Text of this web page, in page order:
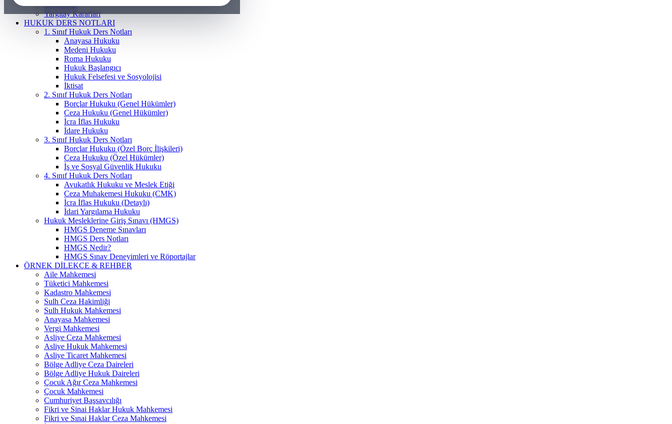
KOSGEB
Yargıtay Kararları
HUKUK DERS NOTLARI
1. Sınıf Hukuk Ders Notları
Anayasa Hukuku
Medeni Hukuku
Roma Hukuku
Hukuk Başlangıcı
Hukuk Felsefesi ve Sosyolojisi
İktisat
2. Sınıf Hukuk Ders Notları
Borçlar Hukuku (Genel Hükümler)
Ceza Hukuku (Genel Hükümler)
İcra İflas Hukuku
İdare Hukuku
3. Sınıf Hukuk Ders Notları
Borçlar Hukuku (Özel Borç İlişkileri)
Ceza Hukuku (Özel Hükümler)
İş ve Sosyal Güvenlik Hukuku
4. Sınıf Hukuk Ders Notları
Avukatlık Hukuku ve Meslek Etiği
Ceza Muhakemesi Hukuku (CMK)
İcra İflas Hukuku (Detaylı)
İdari Yargılama Hukuku
Hukuk Mesleklerine Giriş Sınavı (HMGS)
HMGS Deneme Sınavları
HMGS Ders Notları
HMGS Nedir?
HMGS Sınav Deneyimleri ve Röportajlar
ÖRNEK DILEKÇE & REHBER
Aile Mahkemesi
Tüketici Mahkemesi
Kadastro Mahkemesi
Sulh Ceza Hakimliği
Sulh Hukuk Mahkemesi
Anayasa Mahkemesi
Vergi Mahkemesi
Asliye Ceza Mahkemesi
Asliye Hukuk Mahkemesi
Asliye Ticaret Mahkemesi
Bölge Adliye Ceza Daireleri
Bölge Adliye Hukuk Daireleri
Çocuk Ağır Ceza Mahkemesi
Çocuk Mahkemesi
Cumhuriyet Başsavcılığı
Fikri ve Sinai Haklar Hukuk Mahkemesi
Fikri ve Sınai Haklar Ceza Mahkemesi